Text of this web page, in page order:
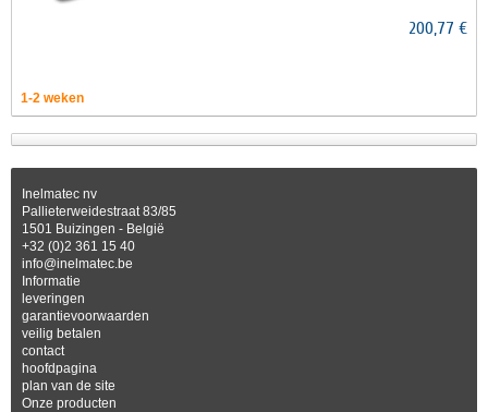
200,77 €
1-2 weken
Inelmatec nv
Pallieterweidestraat 83/85
1501 Buizingen - België
+32 (0)2 361 15 40
info@inelmatec.be
Informatie
leveringen
garantievoorwaarden
veilig betalen
contact
hoofdpagina
plan van de site
Onze producten